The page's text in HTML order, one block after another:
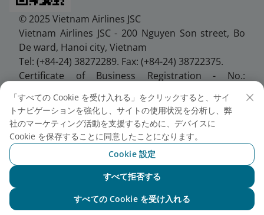
© 2025 Vietnam Airlines JSC
Vietnam Airlines JSC - 200 Nguyen Son street, Bo
De ward, Hanoi city, Vietnam
Tel: (+84-24) 38272289. Fax: (+84-24) 38722375.
Certificate of Business Registration - No.:
2010, the 10th registration of changes made on 24
July 2025.
日本支社
住所: 〒100-0013東京都千代田区霞が関1-4-2 大同生
電話: (+81-3) 3508 1481 ファックス: +81 3 3508 1480
「すべての Cookie を受け入れる」をクリックすると、サイ
トナビゲーションを強化し、サイトの使用状況を分析し、弊
社のマーケティング活動を支援するために、デバイスに
Cookie を保存することに同意したことになります。
Cookie 設定
すべて拒否する
すべての Cookie を受け入れる